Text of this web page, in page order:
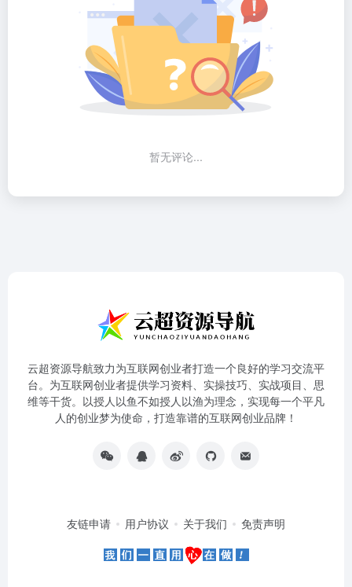
暂无评论...
云超资源导航致力为互联网创业者打造一个良好的学习交流平
台。为互联网创业者提供学习资料、实操技巧、实战项目、思
维等干货。以授人以鱼不如授人以渔为理念，实现每一个平凡
人的创业梦为使命，打造靠谱的互联网创业品牌！
友链申请 用户协议 关于我们 免责声明